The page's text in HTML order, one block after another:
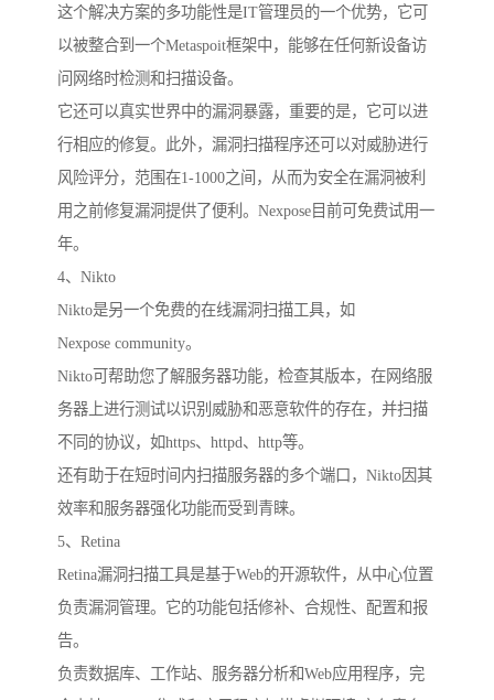
这个解决方案的多功能性是IT管理员的一个优势，它可
以被整合到一个Metaspoit框架中，能够在任何新设备访
问网络时检测和扫描设备。
它还可以真实世界中的漏洞暴露，重要的是，它可以进
行相应的修复。此外，漏洞扫描程序还可以对威胁进行
风险评分，范围在1-1000之间，从而为安全在漏洞被利
用之前修复漏洞提供了便利。Nexpose目前可免费试用一
年。
4、Nikto
Nikto是另一个免费的在线漏洞扫描工具，如
Nexpose community。
Nikto可帮助您了解服务器功能，检查其版本，在网络服
务器上进行测试以识别威胁和恶意软件的存在，并扫描
不同的协议，如https、httpd、http等。
还有助于在短时间内扫描服务器的多个端口，Nikto因其
效率和服务器强化功能而受到青睐。
5、Retina
Retina漏洞扫描工具是基于Web的开源软件，从中心位置
负责漏洞管理。它的功能包括修补、合规性、配置和报
告。
负责数据库、工作站、服务器分析和Web应用程序，完